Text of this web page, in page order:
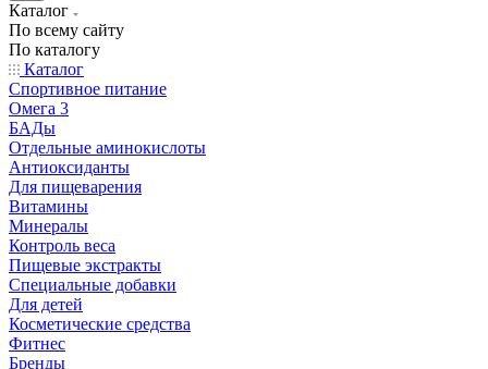
Каталог
По всему сайту
По каталогу
Каталог
Спортивное питание
Омега 3
БАДы
Отдельные аминокислоты
Антиоксиданты
Для пищеварения
Витамины
Минералы
Контроль веса
Пищевые экстракты
Специальные добавки
Для детей
Косметические средства
Фитнес
Бренды